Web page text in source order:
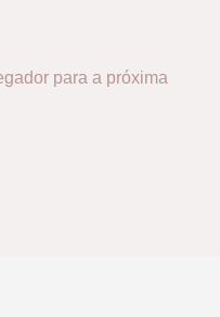
para a próxima